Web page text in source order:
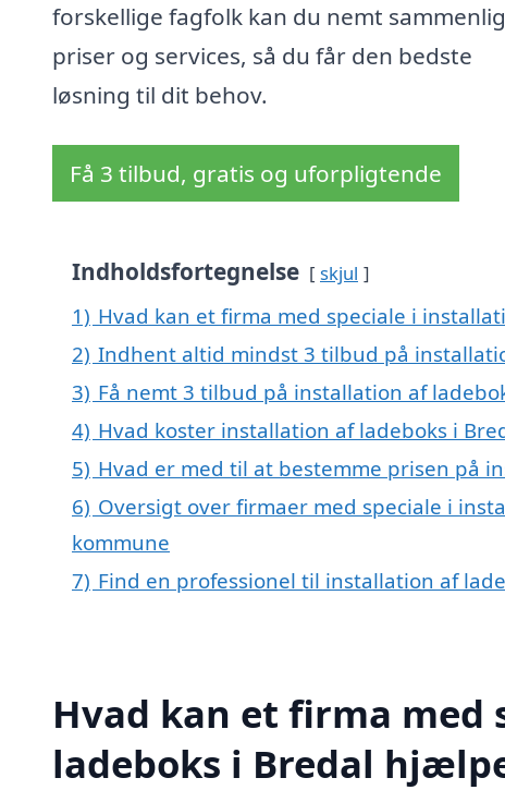
forskellige fagfolk kan du nemt
priser og services, så du får den bedste
løsning til dit behov.
Få 3 tilbud, gratis og uforpligtende
Indholdsfortegnelse skjul
1) Hvad kan et firma med speciale i
2) Indhent altid mindst 3 tilbud på
3) Få nemt 3 tilbud på installation af
4) Hvad koster installation af ladeboks i
5) Hvad er med til at bestemme prisen på
6) Oversigt over firmaer med speciale i
kommune
7) Find en professionel til installation af
Hvad kan et firma
ladeboks i Bredal